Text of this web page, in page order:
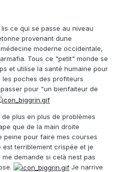
ce qui se passe au niveau
provenant dune
moderne occidentale,
Tous ce "petit" monde se
et utilise la santé humaine pour
poches des profiteurs
pour "un bienfaiteur de
plus en plus de problèmes
que de la main droite
peine pour faire mes courses
terriblement crispée et je
demande si celà nest pas
Je narrive